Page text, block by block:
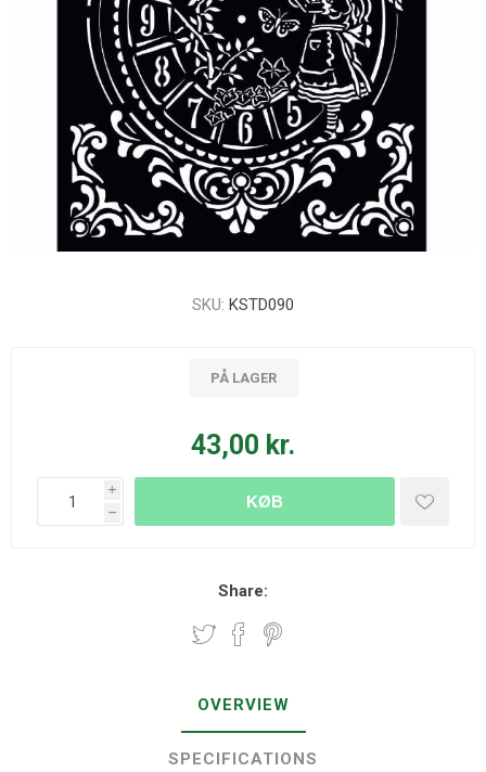
SKU: KSTD090
PÅ LAGER
43,00 kr.
i
h
KØB
Share:
OVERVIEW
SPECIFICATIONS